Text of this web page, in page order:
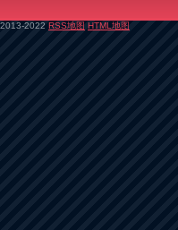
2022 RSS地图 HTML地图